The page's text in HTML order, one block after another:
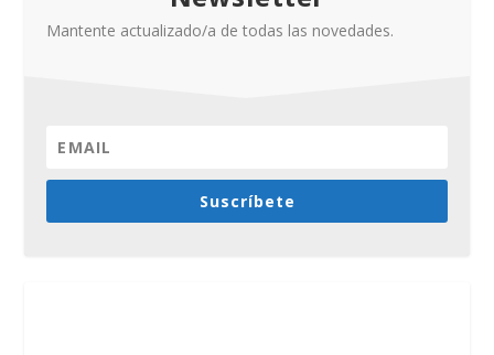
Mantente actualizado/a de todas las novedades.
Suscríbete